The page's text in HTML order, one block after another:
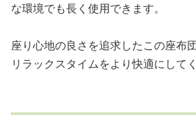
な環境でも長く使用できます。
座り心地の良さを追求したこの座布
リラックスタイムをより快適にしてく